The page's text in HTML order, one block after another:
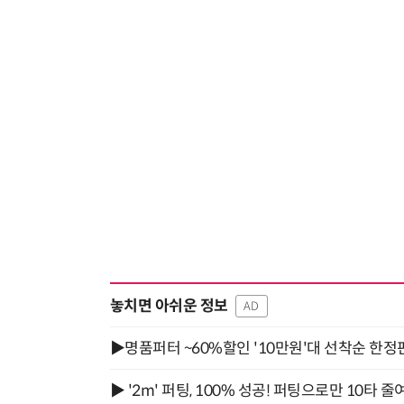
놓치면 아쉬운 정보 AD
▶명품퍼터 ~60%할인 '10만원'대 선착순 한정
▶ '2m' 퍼팅, 100% 성공! 퍼팅으로만 10타 줄